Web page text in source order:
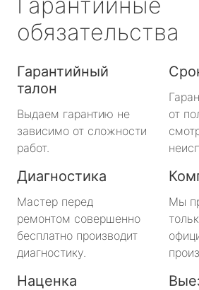
обязательства
Гарантийный
талон
Выдаем гарантию не
зависимо от сложности
работ.
от
Диагностика
Мастер перед
ремонтом совершенно
бесплатно производит
диагностику.
Мы
Наценка